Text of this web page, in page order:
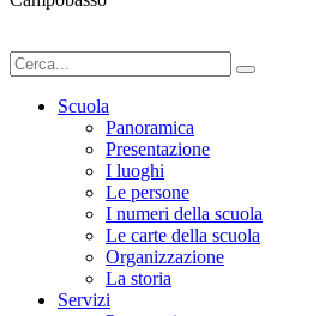
Scuola
Panoramica
Presentazione
I luoghi
Le persone
I numeri della scuola
Le carte della scuola
Organizzazione
La storia
Servizi